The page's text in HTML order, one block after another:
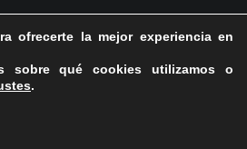
ofrecerte la mejor experiencia en
sobre qué cookies utilizamos o
.